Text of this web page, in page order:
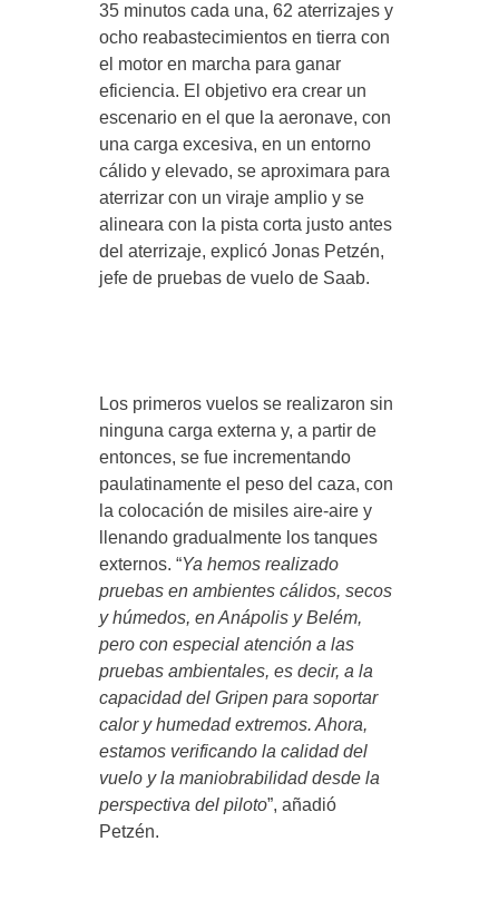
35 minutos cada una, 62 aterrizajes y
ocho reabastecimientos en tierra con
el motor en marcha para ganar
eficiencia. El objetivo era crear un
escenario en el que la aeronave, con
una carga excesiva, en un entorno
cálido y elevado, se aproximara para
aterrizar con un viraje amplio y se
alineara con la pista corta justo antes
del aterrizaje, explicó Jonas Petzén,
jefe de pruebas de vuelo de Saab.
Los primeros vuelos se realizaron sin
ninguna carga externa y, a partir de
entonces, se fue incrementando
paulatinamente el peso del caza, con
la colocación de misiles aire-aire y
llenando gradualmente los tanques
externos. “Ya hemos realizado
pruebas en ambientes cálidos, secos
y húmedos, en Anápolis y Belém,
pero con especial atención a las
pruebas ambientales, es decir, a la
capacidad del Gripen para soportar
calor y humedad extremos. Ahora,
estamos verificando la calidad del
vuelo y la maniobrabilidad desde la
perspectiva del piloto”, añadió
Petzén.